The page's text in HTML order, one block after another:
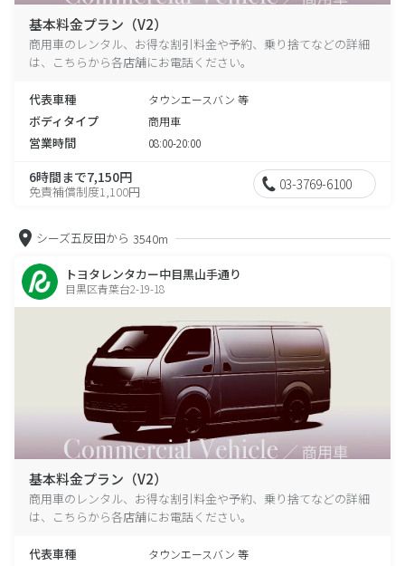
基本料金プラン（V2）
商用車のレンタル、お得な割引料金や予約、乗り捨てなどの詳細
は、こちらから各店舗にお電話ください。
代表車種 タウンエースバン 等
ボディタイプ 商用車
営業時間 08:00-20:00
6時間まで7,150円
免責補償制度1,100円 03-3769-6100
シーズ五反田から 3540m
トヨタレンタカー中目黒山手通り
目黒区青葉台2-19-18
基本料金プラン（V2）
商用車のレンタル、お得な割引料金や予約、乗り捨てなどの詳細
は、こちらから各店舗にお電話ください。
代表車種 タウンエースバン 等